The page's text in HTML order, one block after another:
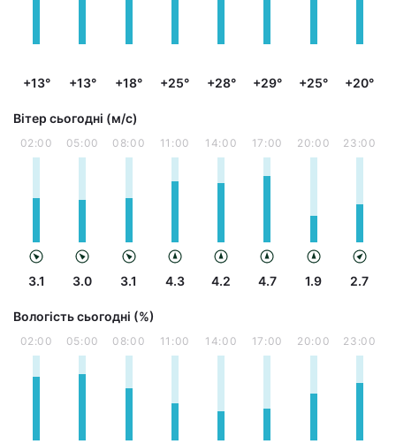
+13° +13° +18° +25° +28° +29° +25° +20°
Вітер сьогодні (м/с)
02:00
3.1
05:00
3.0
08:00
3.1
11:00
4.3
14:00
4.2
17:00
4.7
20:00
1.9
23:00
2.7
Вологість сьогодні (%)
02:00 05:00 08:00 11:00 14:00 17:00 20:00 23:00